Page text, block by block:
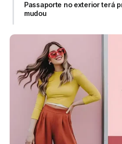
Passaporte no exterior terá
mudou